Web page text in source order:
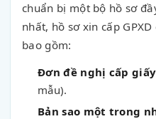
chuẩn bị một bộ hồ sơ
nhất, hồ sơ xin cấp
bao gồm:
Đơn đề nghị cấp
mẫu).
Bản sao một trong